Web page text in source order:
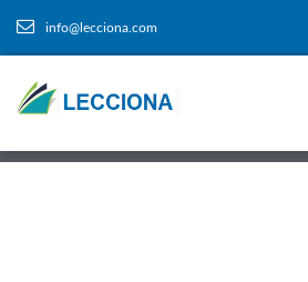
info@lecciona.com